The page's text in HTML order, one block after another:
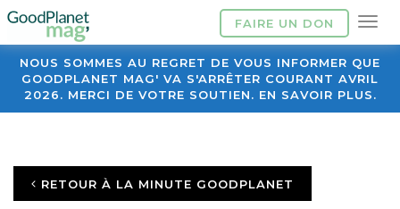
FAIRE UN DON
NOUS SOMMES AU REGRET DE VOUS INFORMER QUE
GOODPLANET MAG' VA S'ARRÊTER COURANT AVRIL
2026. MERCI DE VOTRE SOUTIEN. EN SAVOIR PLUS.
RETOUR À LA MINUTE GOODPLANET